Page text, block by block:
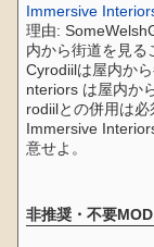
Immersive
理由:
内から街道を見
Cyrodiilは屋内か
nteriors は屋内か
rodiilとの併用は必
Immersive
意せよ。
非推奨・不要